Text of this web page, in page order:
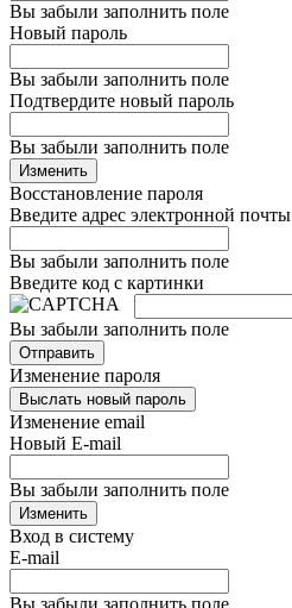
Вы забыли заполнить поле
Новый пароль
Вы забыли заполнить поле
Подтвердите новый пароль
Вы забыли заполнить поле
Изменить
Восстановление пароля
Введите адрес электронной почты
Вы забыли заполнить поле
Введите код с картинки
Вы забыли заполнить поле
Отправить
Изменение пароля
Выслать новый пароль
Изменение email
Новый E-mail
Вы забыли заполнить поле
Изменить
Вход в систему
E-mail
Вы забыли заполнить поле